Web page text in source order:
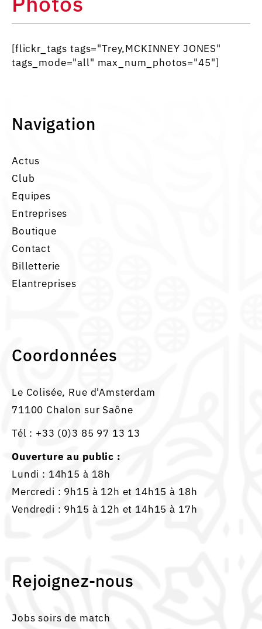
[flickr_tags tags="Trey,MCKINNEY JONES"
tags_mode="all" max_num_photos="45"]
Navigation
Actus
Club
Equipes
Entreprises
Boutique
Contact
Billetterie
Elantreprises
Coordonnées
Le Colisée, Rue d'Amsterdam
71100 Chalon sur Saône
Tél : +33 (0)3 85 97 13 13
Ouverture au public :
Lundi : 14h15 à 18h
Mercredi : 9h15 à 12h et 14h15 à 18h
Vendredi : 9h15 à 12h et 14h15 à 17h
Rejoignez-nous
Jobs soirs de match